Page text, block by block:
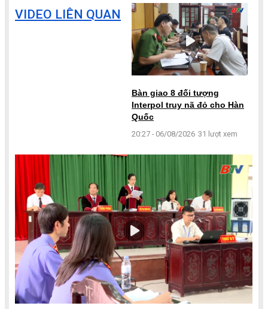
VIDEO LIÊN QUAN
Bàn giao 8 đối tượng
Interpol truy nã đỏ cho Hàn
Quốc
20:27 - 06/08/2026 31 lượt xem